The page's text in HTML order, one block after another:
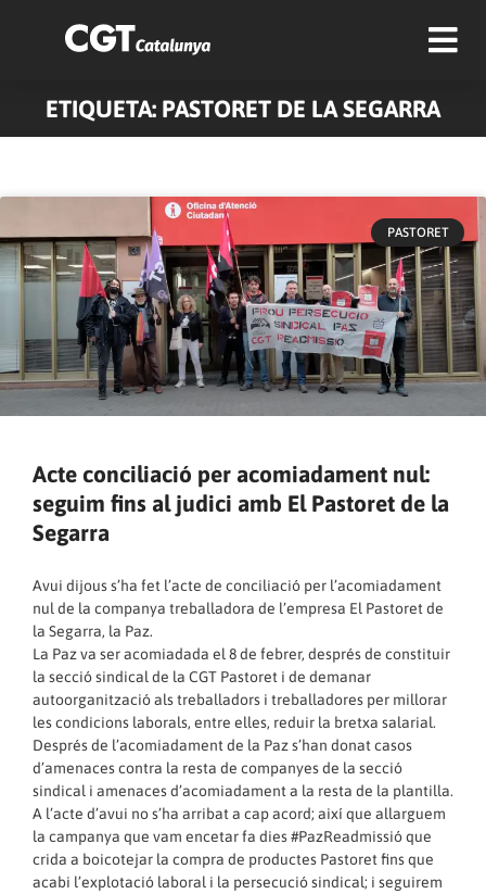
ETIQUETA: PASTORET DE LA SEGARRA
PASTORET
Acte conciliació per acomiadament nul:
seguim fins al judici amb El Pastoret de la
Segarra
Avui dijous s’ha fet l’acte de conciliació per l’acomiadament
nul de la companya treballadora de l’empresa El Pastoret de
la Segarra, la Paz.
La Paz va ser acomiadada el 8 de febrer, després de constituir
la secció sindical de la CGT Pastoret i de demanar
autoorganització als treballadors i treballadores per millorar
les condicions laborals, entre elles, reduir la bretxa salarial.
Després de l’acomiadament de la Paz s’han donat casos
d’amenaces contra la resta de companyes de la secció
sindical i amenaces d’acomiadament a la resta de la plantilla.
A l’acte d’avui no s’ha arribat a cap acord; així que allarguem
la campanya que vam encetar fa dies #PazReadmissió que
crida a boicotejar la compra de productes Pastoret fins que
acabi l’explotació laboral i la persecució sindical; i seguirem